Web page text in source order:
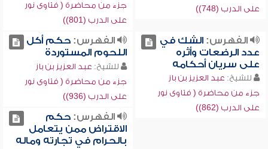
على الدرب (748))
جزء من محاضرة ( فتاوى نور
على الدرب (801))
الفهرس:الشك في
عدد الرضعات وأثره
على سريان أحكامه
للشيخ: عبد العزيز بن باز
جزء من محاضرة ( فتاوى نور
على الدرب (862))
الفهرس:حكم أكل
اللحوم المستوردة
للشيخ: عبد العزيز بن باز
جزء من محاضرة ( فتاوى نور
على الدرب (936))
الفهرس:حكم
الاقتراض ممن يتعامل
بالحرام في تجارته وماله